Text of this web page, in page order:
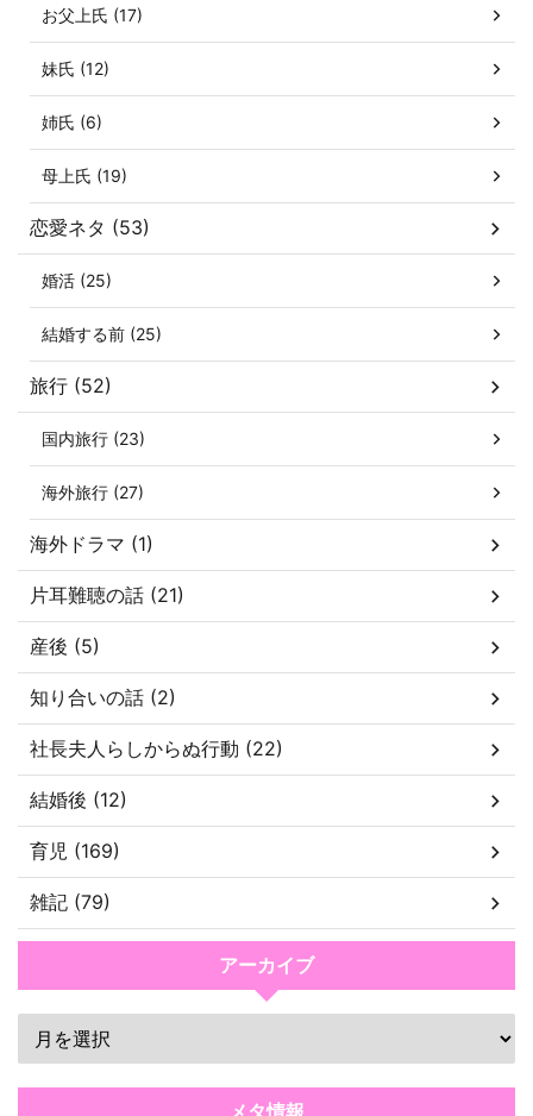
お父上氏 (17)
妹氏 (12)
姉氏 (6)
母上氏 (19)
恋愛ネタ (53)
婚活 (25)
結婚する前 (25)
旅行 (52)
国内旅行 (23)
海外旅行 (27)
海外ドラマ (1)
片耳難聴の話 (21)
産後 (5)
知り合いの話 (2)
社長夫人らしからぬ行動 (22)
結婚後 (12)
育児 (169)
雑記 (79)
アーカイブ